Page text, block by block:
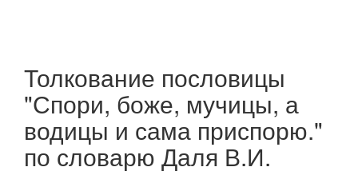
Толкование пословицы
"Спори, боже, мучицы, а
водицы и сама приспорю."
по словарю Даля В.И.